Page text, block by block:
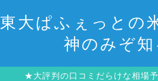
東大ぱふぇっとの
神のみぞ
★大評判の口コミだらけな相場